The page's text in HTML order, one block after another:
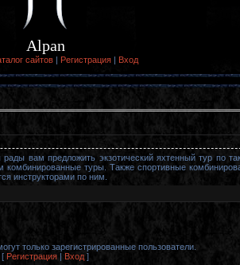
Alpan
сайтов | Регистрация | Вход
вам предложить экзотический яхтенный тур по
туры. Также спортивные
инструкторами по ним.
только зарегистрированные пользователи.
[ Регистрация | Вход ]